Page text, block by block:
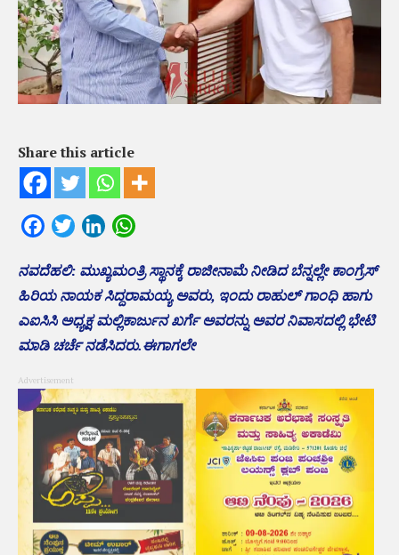
Share this article
FacebookTwitterLinkedIn
ನವದೆಹಲಿ: ಮುಖ್ಯಮಂತ್ರಿ ಸ್ಥಾನಕ್ಕೆ ರಾಜೀನಾಮೆ ನೀಡಿದ ಬೆನ್ನಲ್ಲೇ ಕಾಂಗ್ರೆಸ್
ಹಿರಿಯ ನಾಯಕ ಸಿದ್ದರಾಮಯ್ಯ ಅವರು, ಇಂದು ರಾಹುಲ್ ಗಾಂಧಿ ಹಾಗು
ಎಐಸಿಸಿ ಅಧ್ಯಕ್ಷ ಮಲ್ಲಿಕಾರ್ಜುನ ಖರ್ಗೆ ಅವರನ್ನು ಅವರ ನಿವಾಸದಲ್ಲಿ ಭೇಟಿ
ಮಾಡಿ ಚರ್ಚೆ ನಡೆಸಿದರು.ಈಗಾಗಲೇ
Advertisement